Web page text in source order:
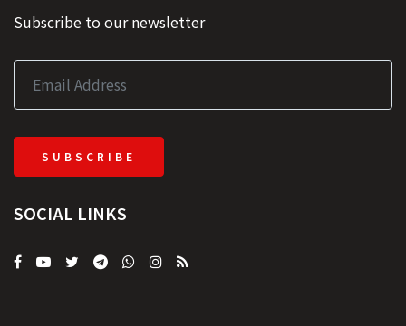
Subscribe to our newsletter
SUBSCRIBE
SOCIAL LINKS